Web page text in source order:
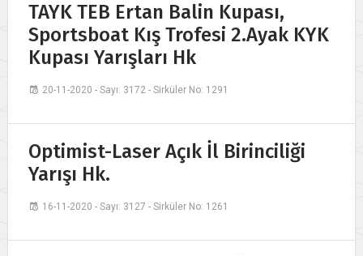
TAYK TEB Ertan Balin Kupası,
Sportsboat Kış Trofesi 2.Ayak KYK
Kupası Yarışları Hk
20-11-2020 - Sayı: 3172 - Sirküler No: 1291
Optimist-Laser Açık İl Birinciliği
Yarışı Hk.
16-11-2020 - Sayı: 3127 - Sirküler No: 1261